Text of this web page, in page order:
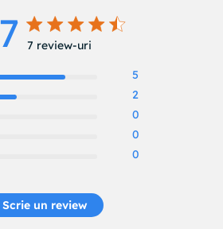
4.7 out of 5 stars 7 total reviews
7 review-uri
5
2
0
0
0
Scrie un review